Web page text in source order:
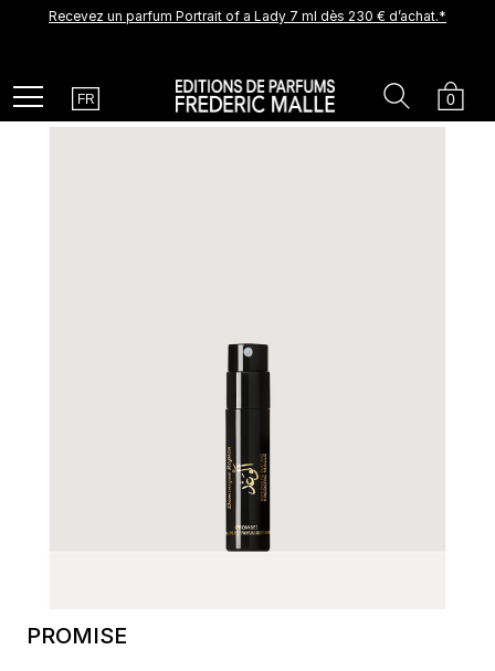
Une nouvelle création arrive prochainement. Soyez parmi les
Recevez un parfum Portrait of a Lady 7 ml dès 230 € d’achat.*
Menu Country
FR Cart
0
Search
PROMISE